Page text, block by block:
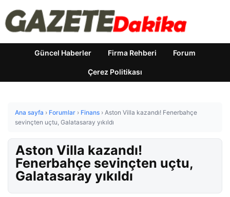
Güncel Haberler Firma Rehberi Forum
Çerez Politikası
Ana sayfa › Forumlar › Finans › Aston Villa kazandı! Fenerbahçe
sevinçten uçtu, Galatasaray yıkıldı
Aston Villa kazandı!
Fenerbahçe sevinçten uçtu,
Galatasaray yıkıldı